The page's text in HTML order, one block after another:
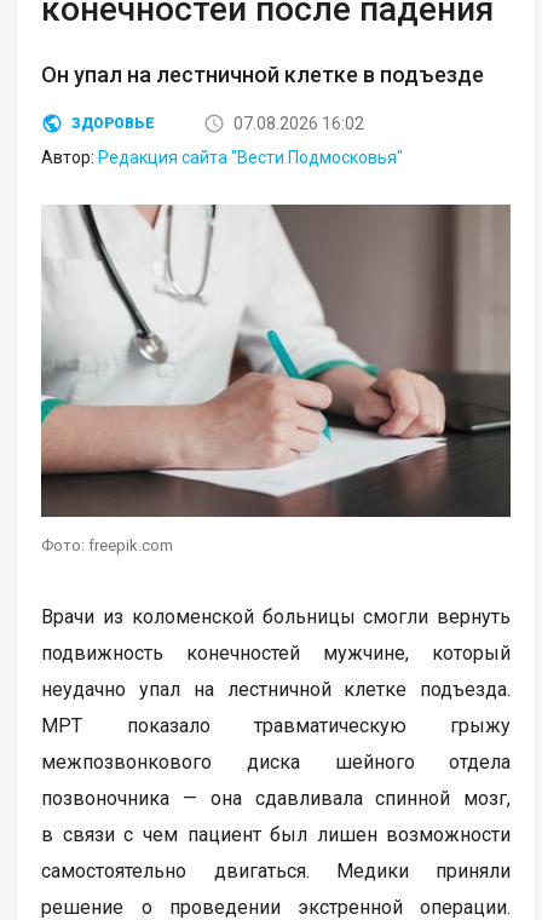
конечностей после падения
Он упал на лестничной клетке в подъезде
ЗДОРОВЬЕ
07.08.2026 16:02
Автор: Редакция сайта "Вести Подмосковья"
Фото: freepik.com
Врачи из коломенской больницы смогли вернуть
подвижность конечностей мужчине, который
неудачно упал на лестничной клетке подъезда.
МРТ показало травматическую грыжу
межпозвонкового диска шейного отдела
позвоночника — она сдавливала спинной мозг,
в связи с чем пациент был лишен возможности
самостоятельно двигаться. Медики приняли
решение о проведении экстренной операции.